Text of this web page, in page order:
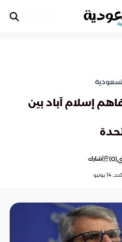
إسلام آباد بين
(
0
) شارك
14 يونيو